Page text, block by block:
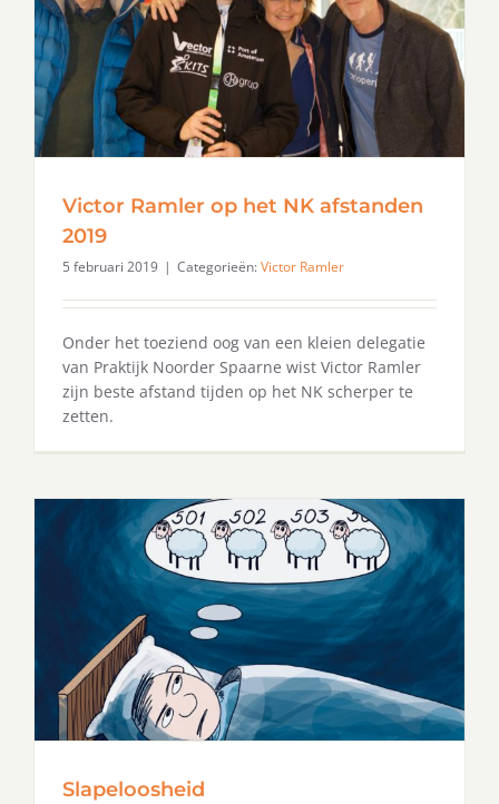
Victor Ramler op het NK afstanden
2019
5 februari 2019 | Categorieën:Victor Ramler
Onder het toeziend oog van een kleien delegatie
van Praktijk Noorder Spaarne wist Victor Ramler
zijn beste afstand tijden op het NK scherper te
zetten.
Slapeloosheid